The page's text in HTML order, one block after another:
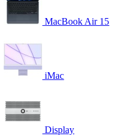
MacBook Air 15
iMac
Display